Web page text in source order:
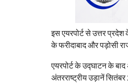
इस एयरपोर्ट से उत्तर
के फरीदाबाद और पड़ोसी
एयरपोर्ट के उद्घाटन के
अंतरराष्ट्रीय उड़ानें